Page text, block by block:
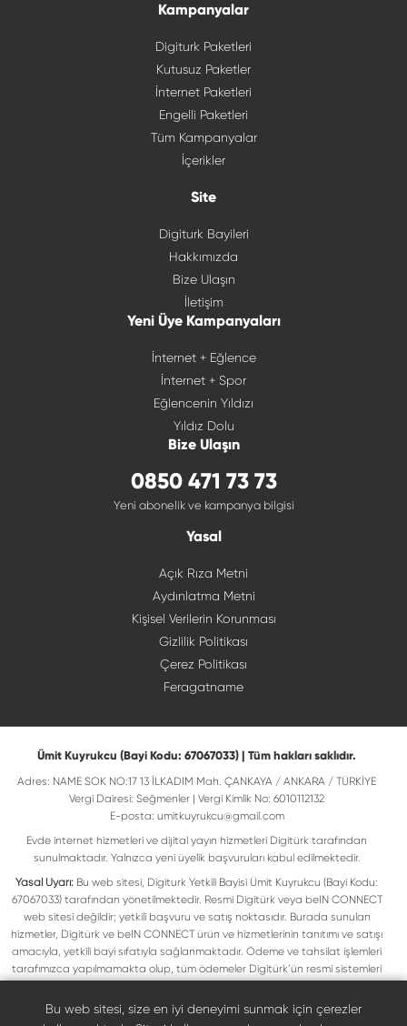
Kampanyalar
Digiturk Paketleri
Kutusuz Paketler
İnternet Paketleri
Engelli Paketleri
Tüm Kampanyalar
İçerikler
Site
Digiturk Bayileri
Hakkımızda
Bize Ulaşın
İletişim
Yeni Üye Kampanyaları
İnternet + Eğlence
İnternet + Spor
Eğlencenin Yıldızı
Yıldız Dolu
Bize Ulaşın
0850 471 73 73
Yeni abonelik ve kampanya bilgisi
Yasal
Açık Rıza Metni
Aydınlatma Metni
Kişisel Verilerin Korunması
Gizlilik Politikası
Çerez Politikası
Feragatname
Ümit Kuyrukcu (Bayi Kodu: 67067033) | Tüm hakları saklıdır.
Adres: NAME SOK NO:17 13 İLKADIM Mah. ÇANKAYA / ANKARA / TÜRKİYE
Vergi Dairesi: Seğmenler | Vergi Kimlik No: 6010112132
E-posta: umitkuyrukcu@gmail.com
Evde internet hizmetleri ve dijital yayın hizmetleri Digitürk tarafından
sunulmaktadır. Yalnızca yeni üyelik başvuruları kabul edilmektedir.
Yasal Uyarı: Bu web sitesi, Digiturk Yetkili Bayisi Ümit Kuyrukcu (Bayi Kodu:
67067033) tarafından yönetilmektedir. Resmi Digitürk veya beIN CONNECT
web sitesi değildir; yetkili başvuru ve satış noktasıdır. Burada sunulan
hizmetler, Digitürk ve beIN CONNECT ürün ve hizmetlerinin tanıtımı ve satışı
amacıyla, yetkili bayi sıfatıyla sağlanmaktadır. Ödeme ve tahsilat işlemleri
tarafımızca yapılmamakta olup, tüm ödemeler Digitürk’ün resmi sistemleri
ilgili hak sahiplerine ait olup yasal koruma altındadır. Bu markalar, yalnızca
marka sahiplerinin kullanım koşullarına uygun şekilde kullanılmaktadır. Digitürk
Bu web sitesi, size en iyi deneyimi sunmak için çerezler